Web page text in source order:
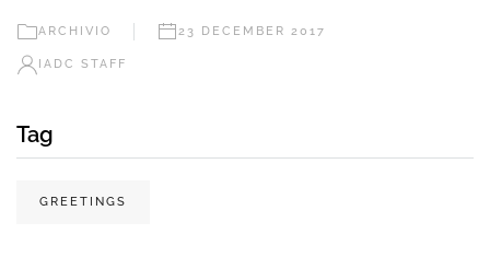
ARCHIVIO 23 DECEMBER 2017
IADC STAFF
Tag
GREETINGS